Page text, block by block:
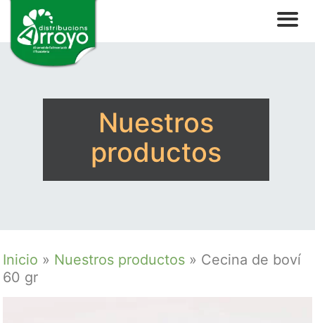
Nuestros
productos
Inicio » Nuestros productos » Cecina de boví
60 gr